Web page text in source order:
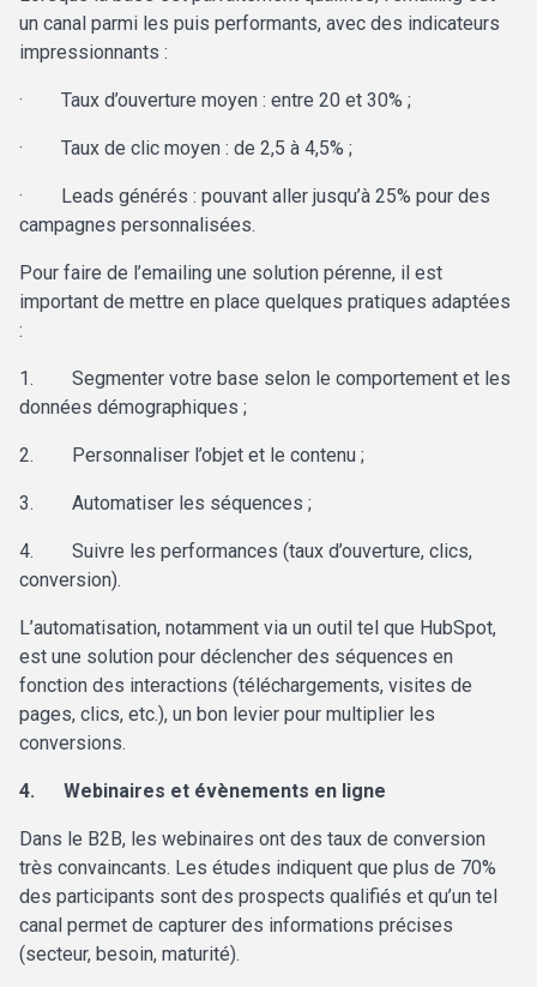
un canal parmi les puis performants, avec des indicateurs
impressionnants :
· Taux d’ouverture moyen : entre 20 et 30% ;
· Taux de clic moyen : de 2,5 à 4,5% ;
· Leads générés : pouvant aller jusqu’à 25% pour des
campagnes personnalisées.
Pour faire de l’emailing une solution pérenne, il est
important de mettre en place quelques pratiques adaptées
:
1. Segmenter votre base selon le comportement et les
données démographiques ;
2. Personnaliser l’objet et le contenu ;
3. Automatiser les séquences ;
4. Suivre les performances (taux d’ouverture, clics,
conversion).
L’automatisation, notamment via un outil tel que HubSpot,
est une solution pour déclencher des séquences en
fonction des interactions (téléchargements, visites de
pages, clics, etc.), un bon levier pour multiplier les
conversions.
4. Webinaires et évènements en ligne
Dans le B2B, les webinaires ont des taux de conversion
très convaincants. Les études indiquent que plus de 70%
des participants sont des prospects qualifiés et qu’un tel
canal permet de capturer des informations précises
(secteur, besoin, maturité).